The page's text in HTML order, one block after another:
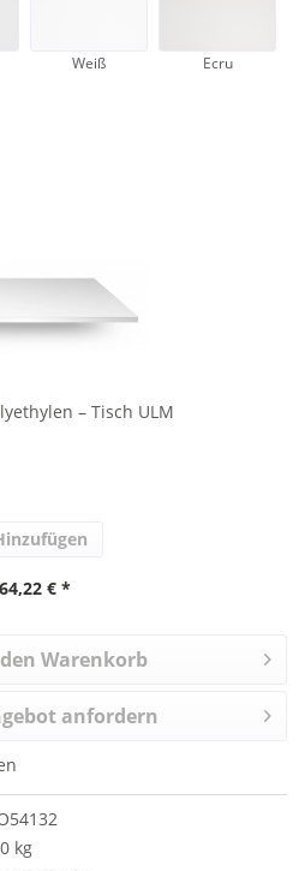
Weiß Ecru
– Tisch ULM
€ *
Warenkorb
anfordern
kg